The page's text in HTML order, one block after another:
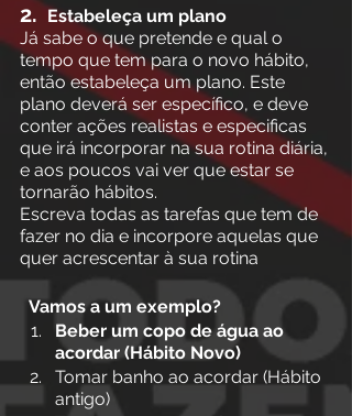
2. Estabeleça um plano
Já sabe o que pretende e qual o
tempo que tem para o novo hábito,
então estabeleça um plano. Este
plano deverá ser específico, e deve
conter ações realistas e especificas
que irá incorporar na sua rotina diária,
e aos poucos vai ver que estar se
tornarão hábitos.
Escreva todas as tarefas que tem de
fazer no dia e incorpore aquelas que
quer acrescentar à sua rotina
Vamos a um exemplo?
Beber um copo de água ao
acordar (Hábito Novo)
Tomar banho ao acordar (Hábito
antigo)